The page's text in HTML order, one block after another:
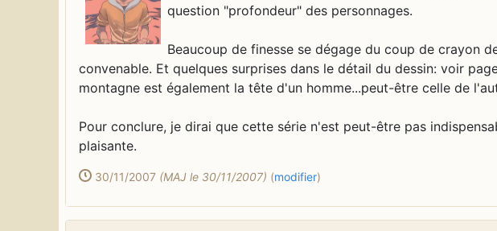
question "profondeur" des personnages.
Beaucoup de finesse se dégage du coup de crayon
convenable. Et quelques surprises dans le détail du dessin: voir
montagne est également la tête d'un homme...peut-être celle de
Pour conclure, je dirai que cette série n'est peut-être pas
plaisante.
30/11/2007 (MAJ le 30/11/2007) (modifier)